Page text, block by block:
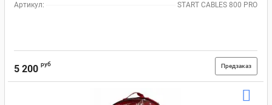
Артикул:
START CABLES 800 PRO
5 200 руб Предзаказ